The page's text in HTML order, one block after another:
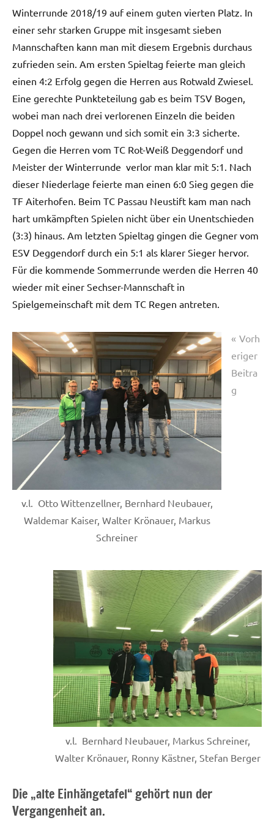
Winterrunde 2018/19 auf einem guten vierten Platz. In
einer sehr starken Gruppe mit insgesamt sieben
Mannschaften kann man mit diesem Ergebnis durchaus
zufrieden sein. Am ersten Spieltag feierte man gleich
einen 4:2 Erfolg gegen die Herren aus Rotwald Zwiesel.
Eine gerechte Punkteteilung gab es beim TSV Bogen,
wobei man nach drei verlorenen Einzeln die beiden
Doppel noch gewann und sich somit ein 3:3 sicherte.
Gegen die Herren vom TC Rot-Weiß Deggendorf und
Meister der Winterrunde verlor man klar mit 5:1. Nach
dieser Niederlage feierte man einen 6:0 Sieg gegen die
TF Aiterhofen. Beim TC Passau Neustift kam man nach
hart umkämpften Spielen nicht über ein Unentschieden
(3:3) hinaus. Am letzten Spieltag gingen die Gegner vom
ESV Deggendorf durch ein 5:1 als klarer Sieger hervor.
Für die kommende Sommerrunde werden die Herren 40
wieder mit einer Sechser-Mannschaft in
Spielgemeinschaft mit dem TC Regen antreten.
v.l. Otto Wittenzellner, Bernhard Neubauer,
Waldemar Kaiser, Walter Krönauer, Markus
Schreiner
v.l. Bernhard Neubauer, Markus Schreiner,
Walter Krönauer, Ronny Kästner, Stefan Berger
Startseite
Beitragsnavigation
Vorh
eriger
Beitra
g
Die „alte Einhängetafel“ gehört nun der
Vergangenheit an.